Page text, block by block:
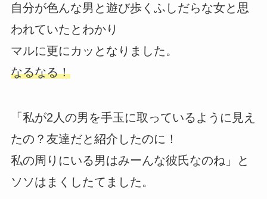
自分が色んな男と遊び歩くふしだらな女と思
われていたとわかり
マルに更にカッとなりました。
なるなる！
「私が2人の男を手玉に取っているように見え
たの？友達だと紹介したのに！
私の周りにいる男はみーんな彼氏なのね」と
ソソはまくしたてました。